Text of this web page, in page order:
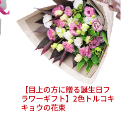
【目上の方に贈る誕生日フ
ラワーギフト】2色トルコキ
キョウの花束